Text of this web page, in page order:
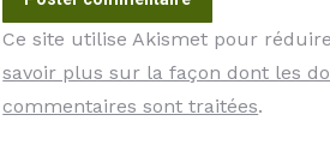
Ce site utilise Akismet pour
savoir plus sur la façon dont les
commentaires sont traitées.